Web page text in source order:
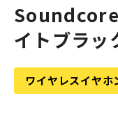
イトブラッ
ワイヤレスイヤホ